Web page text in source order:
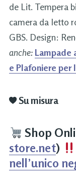
de Lit. Tempera
camera da letto
GBS. Design:
anche: Lampade
e Plafoniere per
Su misura
Shop
store.net)
nell’unico